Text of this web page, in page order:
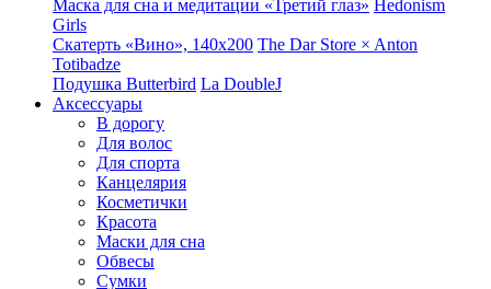
Маска для сна и медитации «Третий глаз» Hedonism
Girls
Скатерть «Вино», 140х200 The Dar Store × Anton
Totibadze
Подушка Butterbird La DoubleJ
Аксессуары
В дорогу
Для волос
Для спорта
Канцелярия
Косметички
Красота
Маски для сна
Обвесы
Сумки